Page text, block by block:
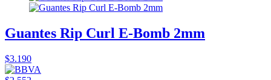
Guantes Rip Curl E-Bomb 2mm
$3.190